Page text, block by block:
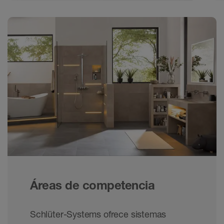
Áreas de competencia
Schlüter-Systems ofrece sistemas